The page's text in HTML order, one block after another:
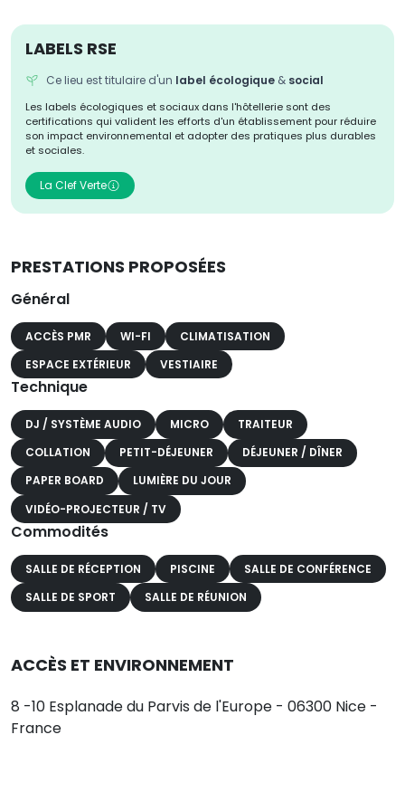
LABELS RSE
Ce lieu est titulaire d'un label écologique & social
Les labels écologiques et sociaux dans l'hôtellerie sont des
certifications qui valident les efforts d'un établissement pour réduire
son impact environnemental et adopter des pratiques plus durables
et sociales.
La Clef Verte
PRESTATIONS PROPOSÉES
Général
ACCÈS PMR WI-FI
CLIMATISATION
ESPACE EXTÉRIEUR
VESTIAIRE
Technique
DJ / SYSTÈME AUDIO MICRO
TRAITEUR
COLLATION
PETIT-DÉJEUNER
DÉJEUNER / DÎNER
PAPER BOARD
LUMIÈRE DU JOUR
VIDÉO-PROJECTEUR / TV
Commodités
SALLE DE RÉCEPTION PISCINE
SALLE DE CONFÉRENCE
SALLE DE SPORT
SALLE DE RÉUNION
ACCÈS ET ENVIRONNEMENT
8 -10 Esplanade du Parvis de l'Europe - 06300 Nice -
France